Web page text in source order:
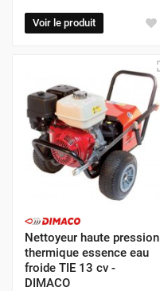
Voir le produit
Nettoyeur haute pression
thermique essence eau
froide TIE 13 cv -
DIMACO